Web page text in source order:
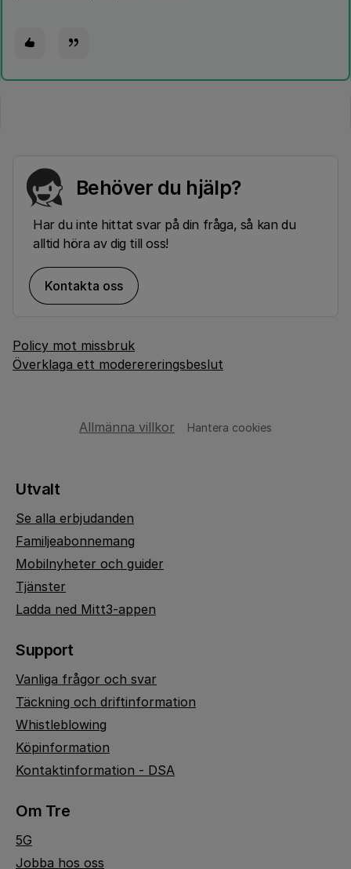
Behöver du hjälp?
Har du inte hittat svar på din fråga, så kan du
alltid höra av dig till oss!
Kontakta oss
Policy mot missbruk
Överklaga ett moderereringsbeslut
Allmänna villkor Hantera cookies
Utvalt
Se alla erbjudanden
Familjeabonnemang
Mobilnyheter och guider
Tjänster
Ladda ned Mitt3-appen
Support
Vanliga frågor och svar
Täckning och driftinformation
Whistleblowing
Köpinformation
Kontaktinformation - DSA
Om Tre
5G
Jobba hos oss